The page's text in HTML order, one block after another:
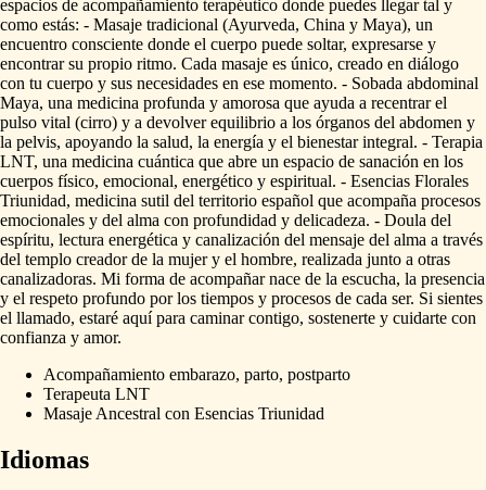
espacios de acompañamiento terapéutico donde puedes llegar tal y
como estás: - Masaje tradicional (Ayurveda, China y Maya), un
encuentro consciente donde el cuerpo puede soltar, expresarse y
encontrar su propio ritmo. Cada masaje es único, creado en diálogo
con tu cuerpo y sus necesidades en ese momento. - Sobada abdominal
Maya, una medicina profunda y amorosa que ayuda a recentrar el
pulso vital (cirro) y a devolver equilibrio a los órganos del abdomen y
la pelvis, apoyando la salud, la energía y el bienestar integral. - Terapia
LNT, una medicina cuántica que abre un espacio de sanación en los
cuerpos físico, emocional, energético y espiritual. - Esencias Florales
Triunidad, medicina sutil del territorio español que acompaña procesos
emocionales y del alma con profundidad y delicadeza. - Doula del
espíritu, lectura energética y canalización del mensaje del alma a través
del templo creador de la mujer y el hombre, realizada junto a otras
canalizadoras. Mi forma de acompañar nace de la escucha, la presencia
y el respeto profundo por los tiempos y procesos de cada ser. Si sientes
el llamado, estaré aquí para caminar contigo, sostenerte y cuidarte con
confianza y amor.
Acompañamiento embarazo, parto, postparto
Terapeuta LNT
Masaje Ancestral con Esencias Triunidad
Idiomas